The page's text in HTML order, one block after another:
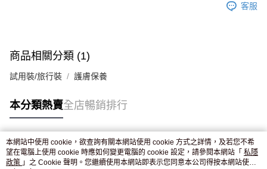
客服
商品相關分類 (1)
試用裝/旅行裝 護膚保養
本分類熱賣全店暢銷排行
熱門標籤
本網站中使用 cookie，欲查詢有關本網站使用 cookie 方式之詳情，及若您不希
望在電腦上使用 cookie 時應如何變更電腦的 cookie 設定，請參閱本網站「 私隱
政策 」之 Cookie 聲明。您繼續使用本網站即表示您同意本公司得按本網站使用